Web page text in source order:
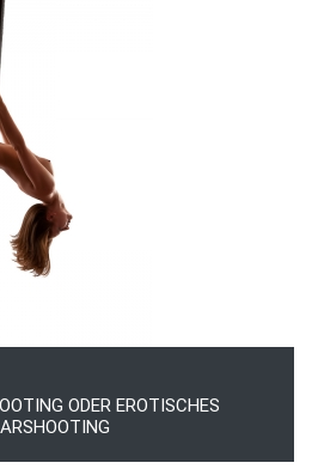
ODER EROTISCHES